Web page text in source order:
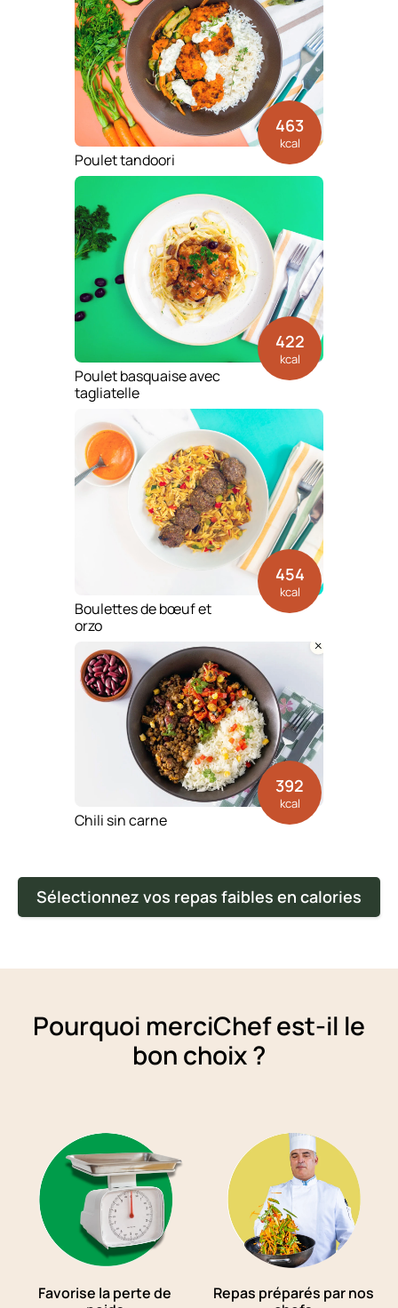
463
kcal
Poulet tandoori
422
kcal
Poulet basquaise avec
tagliatelle
454
kcal
Boulettes de bœuf et
orzo
392
kcal
Chili sin carne
Sélectionnez vos repas faibles en calories
Pourquoi merciChef est-il le
bon choix ?
Favorise la perte de
Repas préparés par nos